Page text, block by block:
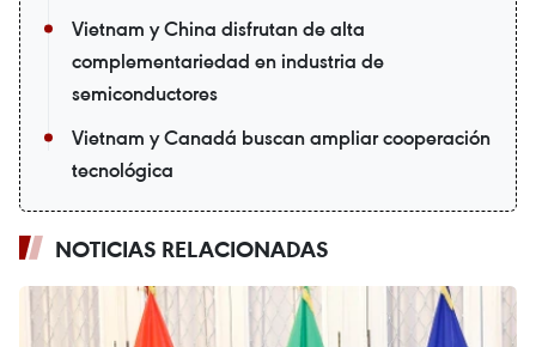
Vietnam y China disfrutan de alta
complementariedad en industria de
semiconductores
Vietnam y Canadá buscan ampliar cooperación
tecnológica
NOTICIAS RELACIONADAS